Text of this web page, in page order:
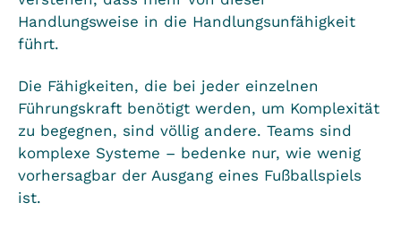
Handlungsweise in die Handlungsunfähigkeit
führt.
Die Fähigkeiten, die bei jeder einzelnen
Führungskraft benötigt werden, um Komplexität
zu begegnen, sind völlig andere. Teams sind
komplexe Systeme – bedenke nur, wie wenig
vorhersagbar der Ausgang eines Fußballspiels
ist.